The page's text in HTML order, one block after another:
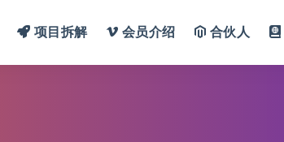
项目拆解 会员介绍 合伙人